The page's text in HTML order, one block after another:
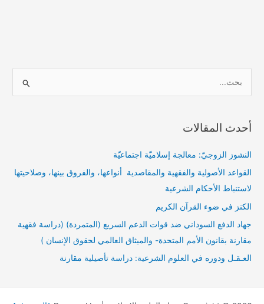
ح
أحدث المقالات
النشوز الزوجيّ: معالجة إسلاميّة اجتماعيّة
القواعد الأصولية والفقهية والمقاصدية أنواعها، والفروق بينها، وصلاحيتها
لاستنباط الأحكام الشرعية
الكنز في ضوء القرآن الكريم
جهاد الدفع السوداني ضد قوات الدعم السريع (المتمردة) (دراسة فقهية
مقارنة بقانون الأمم المتحدة- والميثاق العالمي لحقوق الإنسان )
العـقـل ودوره في العلوم الشرعية: دراسة تأصيلية مقارنة